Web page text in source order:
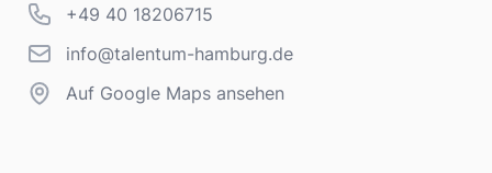
Telefonnummer
+49 40 18206715
info@talentum-hamburg.de
info@talentum-hamburg.de
Auf Google Maps ansehen